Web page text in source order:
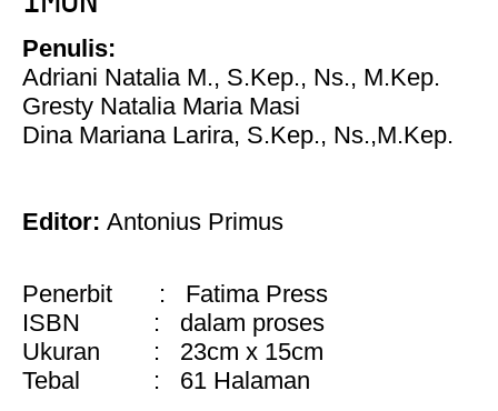
Penulis:
Adriani Natalia M., S.Kep., Ns., M.Kep.
Gresty Natalia Maria Masi
Dina Mariana Larira, S.Kep., Ns.,M.Kep.
Editor: Antonius Primus
Penerbit
: Fatima Press
ISBN : dalam proses
Ukuran : 23cm x 15cm
Tebal : 61 Halaman